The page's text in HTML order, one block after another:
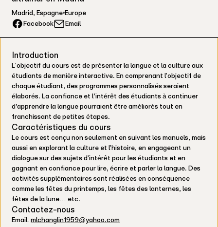
Madrid, Espagne Europe
Facebook
Email
Introduction
L'objectif du cours est de présenter la langue et la culture aux
étudiants de manière interactive. En comprenant l'objectif de
chaque étudiant, des programmes personnalisés seraient
élaborés. La confiance et l’intérêt des étudiants à continuer
d’apprendre la langue pourraient être améliorés tout en
franchissant de petites étapes.
Caractéristiques du cours
Le cours est conçu non seulement en suivant les manuels, mais
aussi en explorant la culture et l'histoire, en engageant un
dialogue sur des sujets d'intérêt pour les étudiants et en
gagnant en confiance pour lire, écrire et parler la langue. Des
activités supplémentaires sont réalisées en conséquence
comme les fêtes du printemps, les fêtes des lanternes, les
fêtes de la lune… etc.
Contactez-nous
Email: mlchanglin1959@yahoo.com